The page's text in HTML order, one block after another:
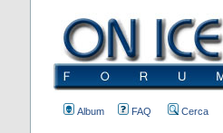
Album FAQ Cerca